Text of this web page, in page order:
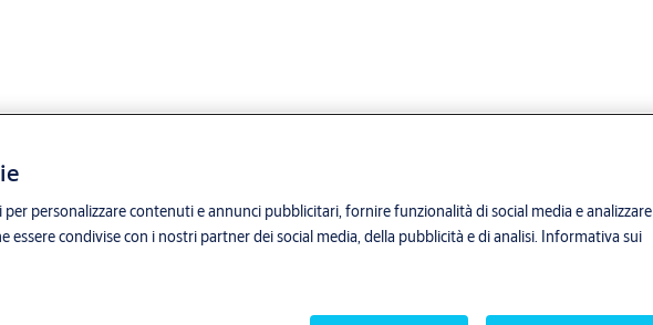
personalizzare contenuti e annunci pubblicitari, fornire funzionalità di social media e analizzare
essere condivise con i nostri partner dei social media, della pubblicità e di analisi. Informativa sui